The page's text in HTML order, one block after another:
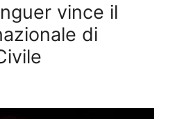
vince il
di